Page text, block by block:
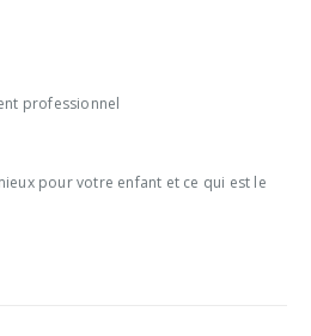
professionnel
pour votre enfant et ce qui est le